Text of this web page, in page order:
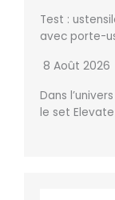
Test :
avec porte-
8 Août 2026
Dans
le set